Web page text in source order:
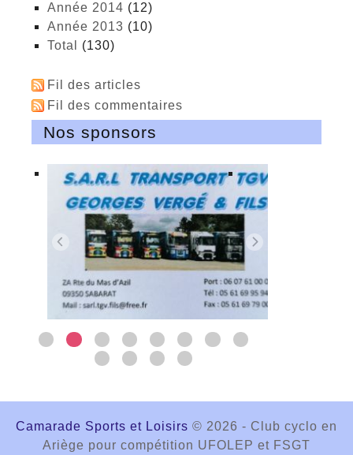
année 2014 (12)
année 2013 (10)
total (130)
Fil des articles
Fil des commentaires
Nos sponsors
Camarade Sports et Loisirs © 2026 - Club cyclo en
Ariège pour compétition UFOLEP et FSGT